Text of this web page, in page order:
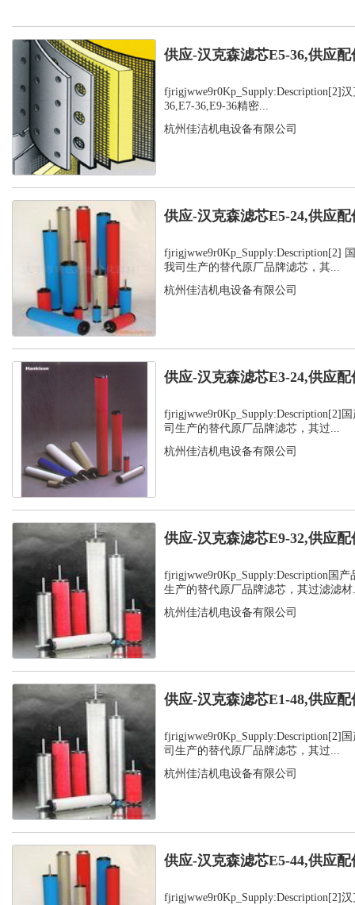
供应-汉克森滤芯E5-36,供应配
fjrigjwwe9r0Kp_Supply:Description[2]
36,E7-36,E9-36精密...
杭州佳洁机电设备有限公司
供应-汉克森滤芯E5-24,供应配
fjrigjwwe9r0Kp_Supply:Description[2]
我司生产的替代原厂品牌滤芯，其...
杭州佳洁机电设备有限公司
供应-汉克森滤芯E3-24,供应配
fjrigjwwe9r0Kp_Supply:Description[2]
司生产的替代原厂品牌滤芯，其过...
杭州佳洁机电设备有限公司
供应-汉克森滤芯E9-32,供应配
fjrigjwwe9r0Kp_Supply:Description国
生产的替代原厂品牌滤芯，其过滤滤材
杭州佳洁机电设备有限公司
供应-汉克森滤芯E1-48,供应配
fjrigjwwe9r0Kp_Supply:Description[2]
司生产的替代原厂品牌滤芯，其过...
杭州佳洁机电设备有限公司
供应-汉克森滤芯E5-44,供应配
fjrigjwwe9r0Kp_Supply:Description[2]